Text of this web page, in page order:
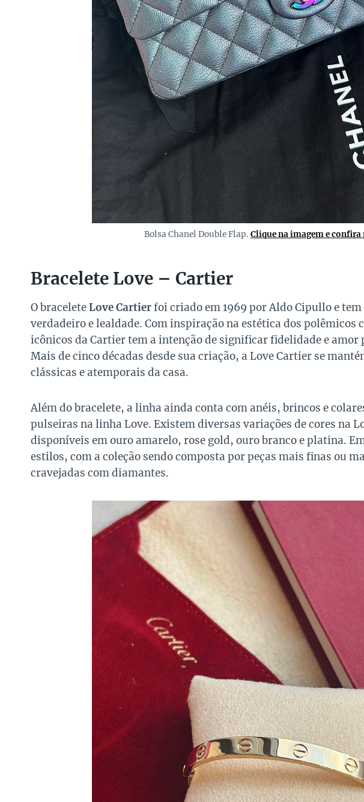
Bolsa Chanel Double Flap.Clique na imagem e
Bracelete Love – Cartier
O braceleteLove Cartierfoi criado em 1969 por Aldo Cipullo e
verdadeiro e lealdade. Com inspiração na estética dos polêmicos
icônicos da Cartier tem a intenção de significar fidelidade e amor
Mais de cinco décadas desde sua criação, a Love Cartier se
clássicas e atemporais da casa.
Além do bracelete, a linha ainda conta com anéis, brincos e
pulseiras na linha Love. Existem diversas variações de cores na
disponíveis em ouro amarelo, rose gold, ouro branco e platina.
estilos, com a coleção sendo composta por peças mais finas ou
cravejadas com diamantes.